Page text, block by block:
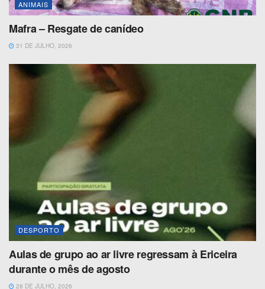
ANIMAIS
Mafra – Resgate de canídeo
31 DE JULHO, 2026
DESPORTO
Aulas de grupo ao ar livre regressam à Ericeira
durante o mês de agosto
28 DE JULHO, 2026